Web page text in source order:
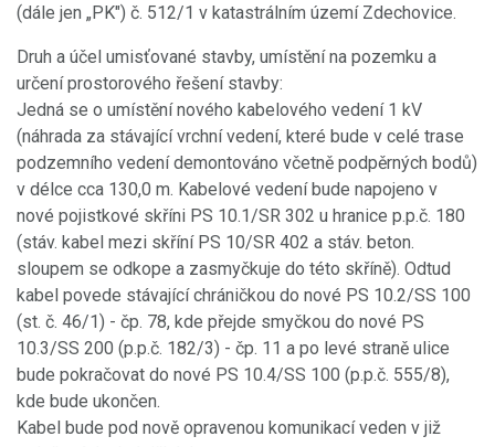
(dále jen „PK") č. 512/1 v katastrálním území Zdechovice.
Druh a účel umisťované stavby, umístění na pozemku a
určení prostorového řešení stavby:
Jedná se o umístění nového kabelového vedení 1 kV
(náhrada za stávající vrchní vedení, které bude v celé trase
podzemního vedení demontováno včetně podpěrných bodů)
v délce cca 130,0 m. Kabelové vedení bude napojeno v
nové pojistkové skříni PS 10.1/SR 302 u hranice p.p.č. 180
(stáv. kabel mezi skříní PS 10/SR 402 a stáv. beton.
sloupem se odkope a zasmyčkuje do této skříně). Odtud
kabel povede stávající chráničkou do nové PS 10.2/SS 100
(st. č. 46/1) - čp. 78, kde přejde smyčkou do nové PS
10.3/SS 200 (p.p.č. 182/3) - čp. 11 a po levé straně ulice
bude pokračovat do nové PS 10.4/SS 100 (p.p.č. 555/8),
kde bude ukončen.
Kabel bude pod nově opravenou komunikací veden v již